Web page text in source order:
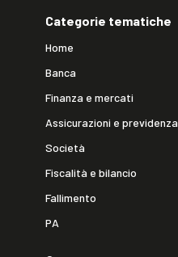
Categorie tematiche
Home
Banca
Finanza e mercati
Assicurazioni e previdenza
Società
Fiscalità e bilancio
Fallimento
PA